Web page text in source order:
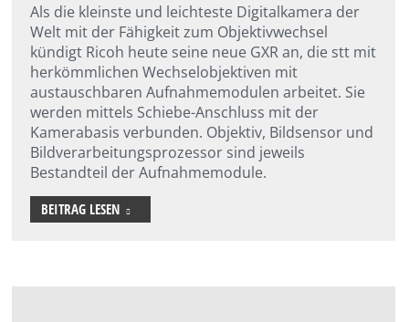
Als die kleinste und leichteste Digitalkamera der
Welt mit der Fähigkeit zum Objektivwechsel
kündigt Ricoh heute seine neue GXR an, die stt mit
herkömmlichen Wechselobjektiven mit
austauschbaren Aufnahmemodulen arbeitet. Sie
werden mittels Schiebe-Anschluss mit der
Kamerabasis verbunden. Objektiv, Bildsensor und
Bildverarbeitungsprozessor sind jeweils
Bestandteil der Aufnahmemodule.
BEITRAG LESEN